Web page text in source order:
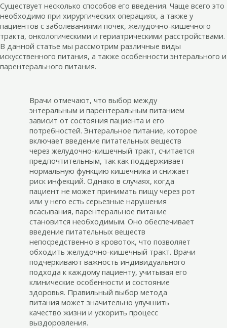
Существует несколько способов его введения. Чаще всего это
необходимо при хирургических операциях, а также у
пациентов с заболеваниями почек, желудочно-кишечного
тракта, онкологическими и гериатрическими расстройствами.
В данной статье мы рассмотрим различные виды
искусственного питания, а также особенности энтерального и
парентерального питания.
Врачи отмечают, что выбор между
энтеральным и парентеральным питанием
зависит от состояния пациента и его
потребностей. Энтеральное питание, которое
включает введение питательных веществ
через желудочно-кишечный тракт, считается
предпочтительным, так как поддерживает
нормальную функцию кишечника и снижает
риск инфекций. Однако в случаях, когда
пациент не может принимать пищу через рот
или у него есть серьезные нарушения
всасывания, парентеральное питание
становится необходимым. Оно обеспечивает
введение питательных веществ
непосредственно в кровоток, что позволяет
обходить желудочно-кишечный тракт. Врачи
подчеркивают важность индивидуального
подхода к каждому пациенту, учитывая его
клинические особенности и состояние
здоровья. Правильный выбор метода
питания может значительно улучшить
качество жизни и ускорить процесс
выздоровления.